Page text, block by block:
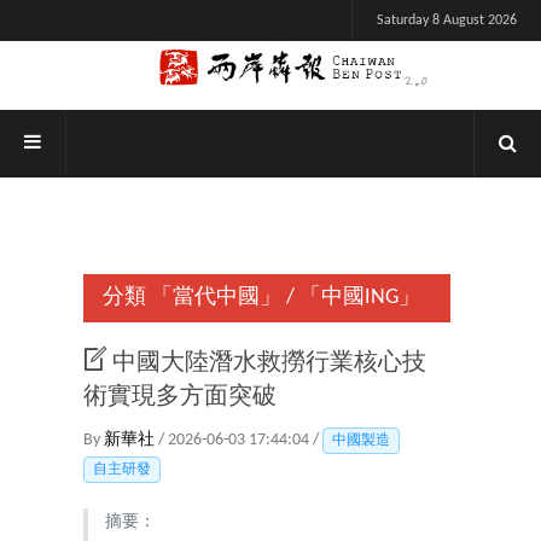
Saturday 8 August 2026
分類 「當代中國」 / 「中國ING」
中國大陸潛水救撈行業核心技
術實現多方面突破
By 新華社 / 2026-06-03 17:44:04 /
中國製造
自主研發
摘要：